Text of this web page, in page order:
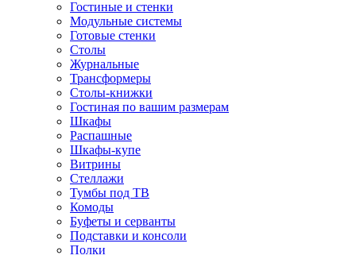
Гостиные и стенки
Модульные системы
Готовые стенки
Столы
Журнальные
Трансформеры
Столы-книжки
Гостиная по вашим размерам
Шкафы
Распашные
Шкафы-купе
Витрины
Стеллажи
Тумбы под ТВ
Комоды
Буфеты и серванты
Подставки и консоли
Полки